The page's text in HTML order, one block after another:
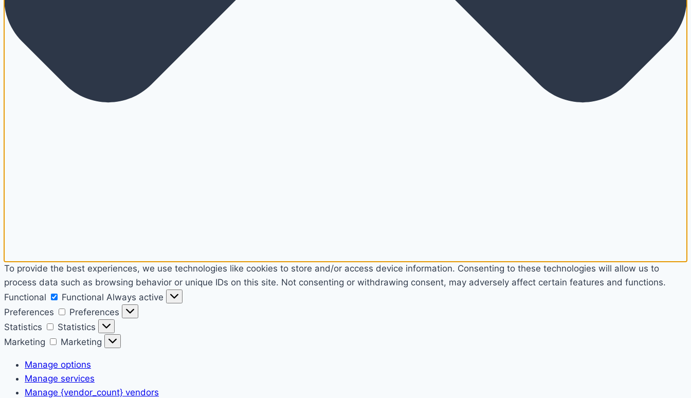
To provide the best experiences, we use technologies like cookies to store and/or access device information. Consenting to these technologies will allow us to
process data such as browsing behavior or unique IDs on this site. Not consenting or withdrawing consent, may adversely affect certain features and functions.
Functional
Functional Always active
Preferences
Preferences
Statistics
Statistics
Marketing
Marketing
Manage options
Manage services
Manage {vendor_count} vendors